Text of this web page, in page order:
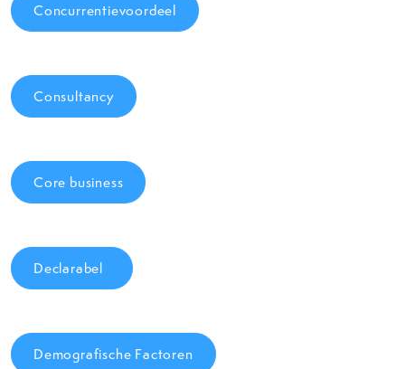
Concurrentievoordeel
Consultancy
Core business
Declarabel
Demografische Factoren